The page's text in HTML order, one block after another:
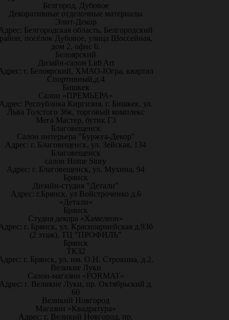
Белгород, Дубовое
Декоративные отделочные материалы
Элит-Декор
Белгородская область, Белгородский
посёлок Дубовое, улица Шоссейная,
дом 2, офис 6.
Белоярский
Дизайн-салон Lidi Art
г. Белоярский, ХМАО-Югра, квартал
Спортивный,д.4
Бишкек
Салон «ПРЕМЬЕРА»
Республика Киргизия, г. Бишкек, ул.
Льва Толстого 36к, торговый комплекс
Мега Мастер, бутик Г3
Благовещенск
Салон интерьера "Буржуа-Декор"
Адрес: г. Благовещенск, ул. Зейская, 134
Благовещенск
салон Home Story
Адрес: г. Благовещенск, ул. Мухина, 94
Брянск
Дизайн-студия "Детали"
Адрес: г.Брянск, ул Войстроченко д.6
«Детали»
Брянск
Студия декора «Хамелеон»
г. Брянск, ул. Красноармейская д.93б
(2 этаж), ТЦ "ПРОФИЛЬ"
Брянск
ТК32
г. Брянск, ул. им. О.Н. Строкина, д.2.
Великие Луки
Салон-магазин «FORMAT»
г. Великие Луки, пр. Октябрьский д.
60
Великий Новгород
Магазин «Квадратура»
Адрес: г. Великий Новгород, пр.